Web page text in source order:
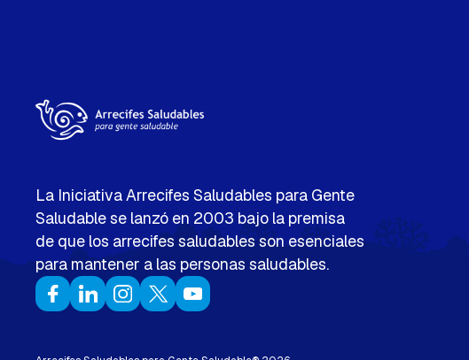
La Iniciativa Arrecifes Saludables para Gente
Saludable se lanzó en 2003 bajo la premisa
de que los arrecifes saludables son esenciales
para mantener a las personas saludables.